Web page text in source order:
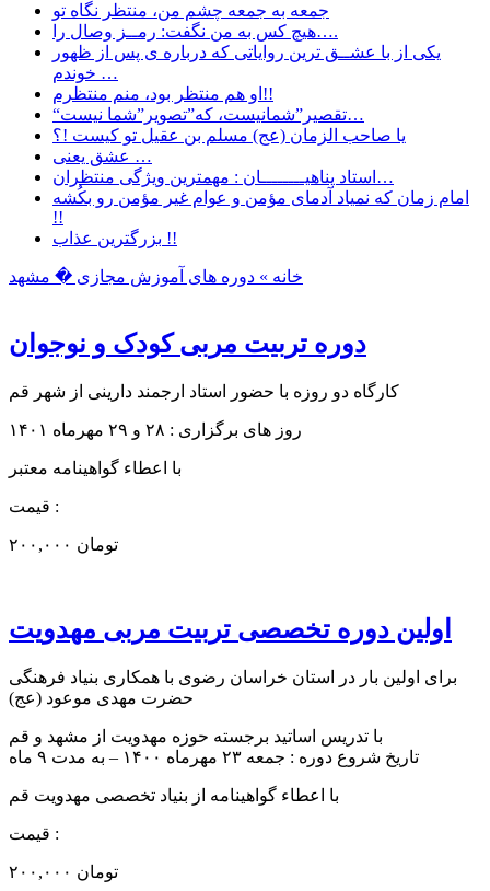
جمعه به جمعه چشم من، منتظر نگاه تو
هیچ کس به من نگفت: رمــز وصال را….
یکی از با عشــق ترین روایاتی که درباره ی پس از ظهور
خوندم …
او هم منتظر بود، منم منتظرم!!
“تقصیر”شمانیست، که”تصویر”شما نیست…
یا صاحب الزمان (عج) مسلم بن عقیل تو کیست !؟
عشق یعنی …
استاد پناهیــــــــان : مهمترین ویژگی منتظران…
امام زمان که نمیاد آدمای مؤمن و عوام غیر مؤمن رو بکُشه
!!
بزرگترین عذاب !!
خانه » دوره های آموزش مجازی � مشهد
دوره تربیت مربی کودک و نوجوان
کارگاه دو روزه با حضور استاد ارجمند دارینی از شهر قم
روز های برگزاری : ۲۸ و ۲۹ مهرماه ۱۴۰۱
با اعطاء گواهینامه معتبر
قیمت :
۲۰۰,۰۰۰ تومان
اولین دوره تخصصی تربیت مربی مهدویت
برای اولین بار در استان خراسان رضوی با همکاری بنیاد فرهنگی
حضرت مهدی موعود (عج)
با تدریس اساتید برجسته حوزه مهدویت از مشهد و قم
با اعطاء گواهینامه از بنیاد تخصصی مهدویت قم
قیمت :
۲۰۰,۰۰۰ تومان